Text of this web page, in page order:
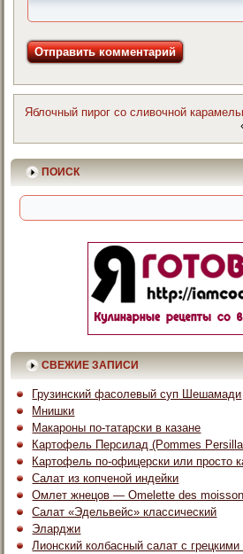
Яблочный пирог со сливочной
ПОИСК
СВЕЖИЕ ЗАПИСИ
Грузинский фасолевый суп Шешамади
Мнишки
Макароны по-татарски в казане
Картофель Персилад (Pommes
Картофель по-офицерски или просто
Салат из копченой индейки
Омлет жнецов — Omelette des
Салат «Эдельвейс» классический
Эларджи
Лионский колбасный салат с